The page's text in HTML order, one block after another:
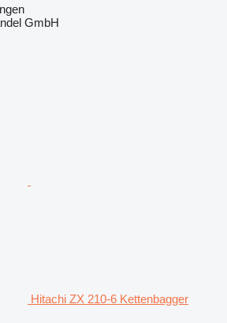
GmbH
Hitachi ZX 210-6 Kettenbagger